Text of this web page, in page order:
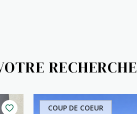
RECHERCHE
COUP DE COEUR